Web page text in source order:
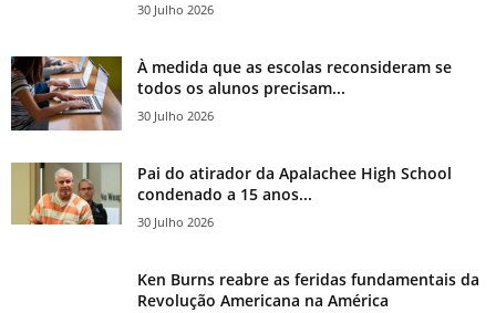
30 Julho 2026
À medida que as escolas reconsideram se
todos os alunos precisam...
30 Julho 2026
Pai do atirador da Apalachee High School
condenado a 15 anos...
30 Julho 2026
Ken Burns reabre as feridas fundamentais da
Revolução Americana na América